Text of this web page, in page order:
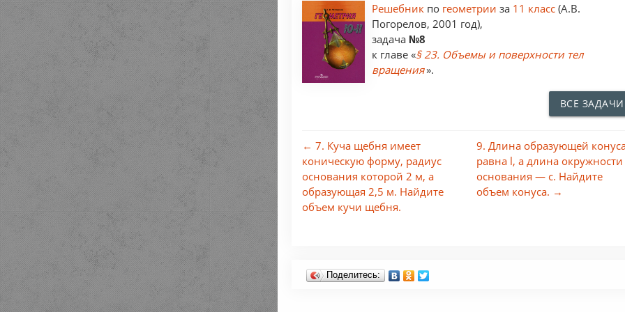
Решебник по геометрииза 11 класс (А.В.
Погорелов, 2001 год),
задача №8
к главе «§ 23. Объемы и поверхности тел
вращения».
ВСЕ ЗАДАЧИ
← 7. Куча щебня имеет
коническую форму, радиус
основания которой 2 м, а
образующая 2,5 м. Найдите
объем кучи щебня.
9. Длина образующей
равна l, а длина окружности
основания — с. Найдите
объем конуса. →
Поделитесь: